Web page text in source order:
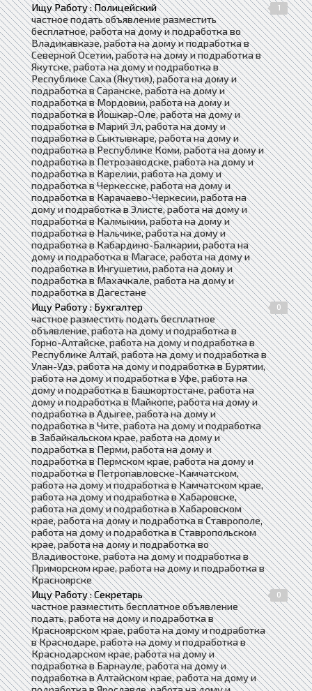
Ищу Работу : Полицейский
1
частное подать объявление разместить
бесплатное, работа на дому и подработка во
Владикавказе, работа на дому и подработка в
Северной Осетии, работа на дому и подработка в
Якутске, работа на дому и подработка в
Республике Саха (Якутия), работа на дому и
подработка в Саранске, работа на дому и
подработка в Мордовии, работа на дому и
подработка в Йошкар-Оле, работа на дому и
подработка в Марий Эл, работа на дому и
подработка в Сыктывкаре, работа на дому и
подработка в Республике Коми, работа на дому и
подработка в Петрозаводске, работа на дому и
подработка в Карелии, работа на дому и
подработка в Черкесске, работа на дому и
подработка в Карачаево-Черкесии, работа на
дому и подработка в Элисте, работа на дому и
подработка в Калмыкии, работа на дому и
подработка в Нальчике, работа на дому и
подработка в Кабардино-Балкарии, работа на
дому и подработка в Магасе, работа на дому и
подработка в Ингушетии, работа на дому и
подработка в Махачкале, работа на дому и
подработка в Дагестане
Ищу Работу : Бухгалтер
0
частное разместить подать бесплатное
объявление, работа на дому и подработка в
Горно-Алтайске, работа на дому и подработка в
Республике Алтай, работа на дому и подработка в
Улан-Удэ, работа на дому и подработка в Бурятии,
работа на дому и подработка в Уфе, работа на
дому и подработка в Башкортостане, работа на
дому и подработка в Майкопе, работа на дому и
подработка в Адыгее, работа на дому и
подработка в Чите, работа на дому и подработка
в Забайкальском крае, работа на дому и
подработка в Перми, работа на дому и
подработка в Пермском крае, работа на дому и
подработка в Петропавловске-Камчатском,
работа на дому и подработка в Камчатском крае,
работа на дому и подработка в Хабаровске,
работа на дому и подработка в Хабаровском
крае, работа на дому и подработка в Ставрополе,
работа на дому и подработка в Ставропольском
крае, работа на дому и подработка во
Владивостоке, работа на дому и подработка в
Приморском крае, работа на дому и подработка в
Красноярске
Ищу Работу : Секретарь
0
частное разместить бесплатное объявление
подать, работа на дому и подработка в
Красноярском крае, работа на дому и подработка
в Краснодаре, работа на дому и подработка в
Краснодарском крае, работа на дому и
подработка в Барнауле, работа на дому и
подработка в Алтайском крае, работа на дому и